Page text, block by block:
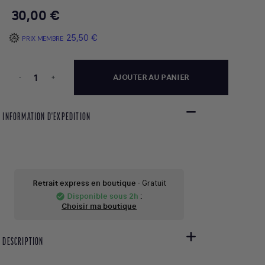
30,00 €
PRIX MEMBRE 25,50 €
- + AJOUTER AU PANIER
INFORMATION D'EXPEDITION
Retrait express en boutique - Gratuit
check_circle Disponible sous 2h :
Choisir ma boutique
DESCRIPTION